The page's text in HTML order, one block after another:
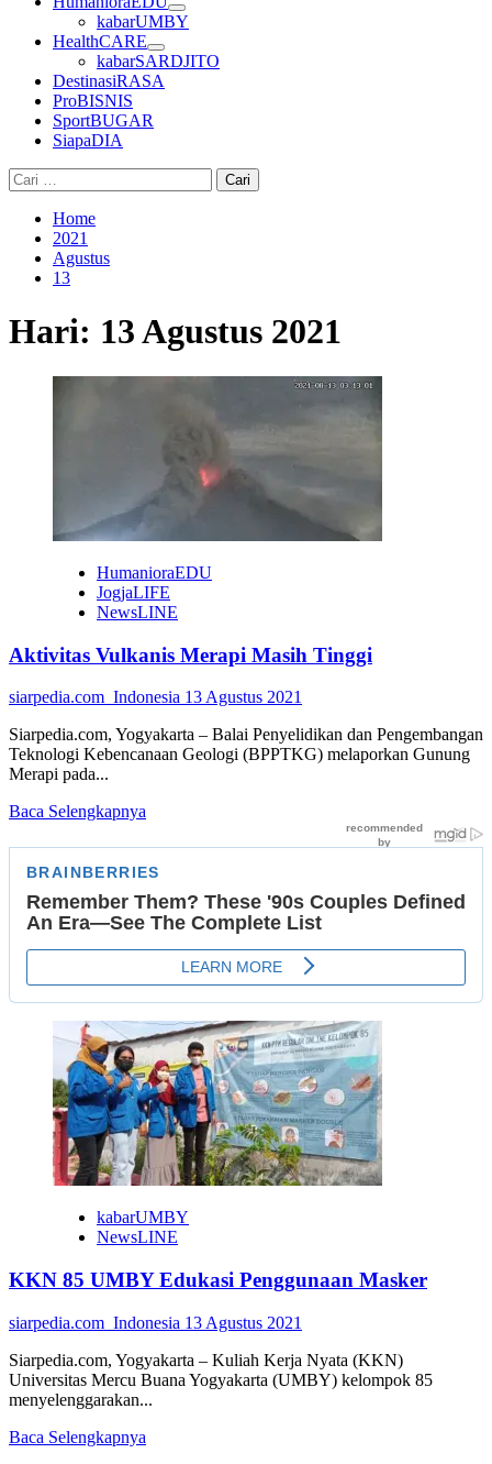
kabarUMBY
HealthCARE
kabarSARDJITO
DestinasiRASA
ProBISNIS
SportBUGAR
SiapaDIA
Cari
untuk:
Home
2021
Agustus
13
Hari: 13 Agustus 2021
HumanioraEDU
JogjaLIFE
NewsLINE
Aktivitas Vulkanis Merapi Masih Tinggi
siarpedia.com_Indonesia 13 Agustus 2021
Siarpedia.com, Yogyakarta – Balai Penyelidikan dan Pengembangan
Teknologi Kebencanaan Geologi (BPPTKG) melaporkan Gunung
Merapi pada...
Baca Selengkapnya
about
Aktivitas
Merapi
Masih
Tinggi
kabarUMBY
NewsLINE
KKN 85 UMBY Edukasi Penggunaan Masker
siarpedia.com_Indonesia 13 Agustus 2021
Siarpedia.com, Yogyakarta – Kuliah Kerja Nyata (KKN)
Universitas Mercu Buana Yogyakarta (UMBY) kelompok 85
menyelenggarakan...
Baca Selengkapnya